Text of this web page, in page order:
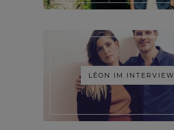
LÉON IM INTERVIEW